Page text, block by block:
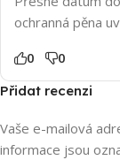
ochranná pěna
0 0
Přidat recenzi
Vaše e-mailová
informace jsou